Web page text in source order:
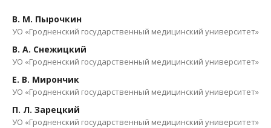
В. М. Пырочкин
УО «Гродненский государственный медицинский университет»
В. А. Снежицкий
УО «Гродненский государственный медицинский университет»
Е. В. Мирончик
УО «Гродненский государственный медицинский университет»
П. Л. Зарецкий
УО «Гродненский государственный медицинский университет»